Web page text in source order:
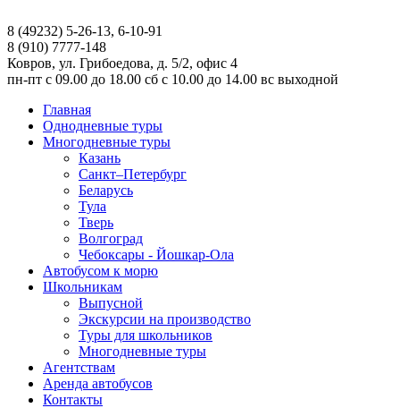
8 (49232) 5-26-13, 6-10-91
8 (910) 7777-148
Ковров, ул. Грибоедова, д. 5/2, офис 4
пн-пт с 09.00 до 18.00 сб с 10.00 до 14.00 вс выходной
Главная
Однодневные туры
Многодневные туры
Казань
Санкт–Петербург
Беларусь
Тула
Тверь
Волгоград
Чебоксары - Йошкар-Ола
Автобусом к морю
Школьникам
Выпусной
Экскурсии на производство
Туры для школьников
Многодневные туры
Агентствам
Аренда автобусов
Контакты